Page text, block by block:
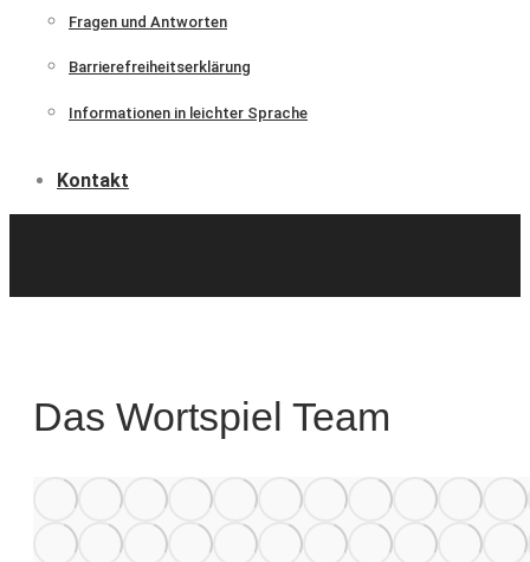
Fragen und Antworten
Barrierefreiheitserklärung
Informationen in leichter Sprache
Kontakt
Das Wortspiel Team